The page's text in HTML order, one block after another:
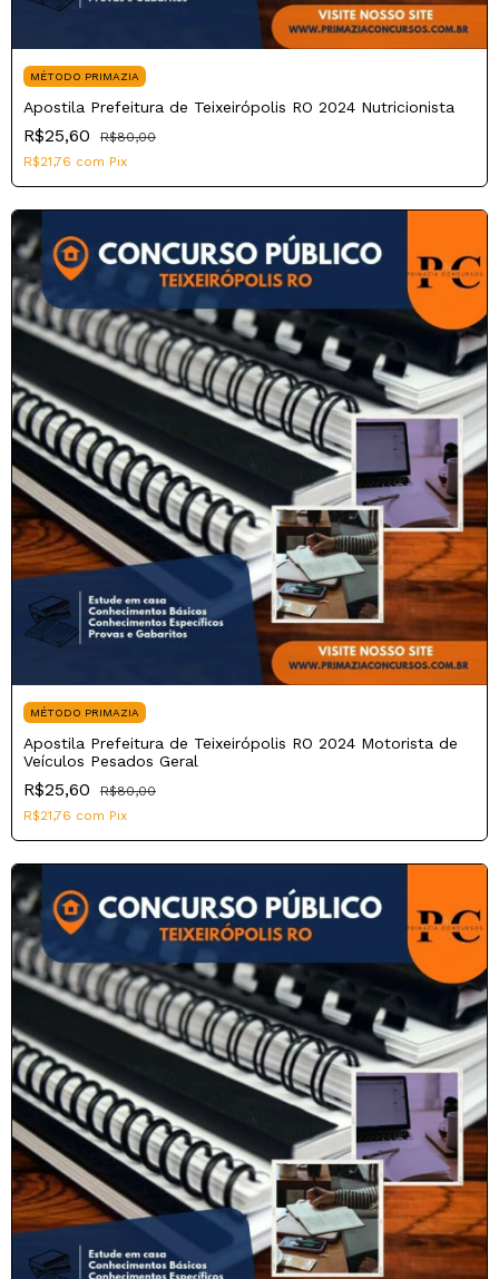
MÉTODO PRIMAZIA
Apostila Prefeitura de Teixeirópolis RO 2024 Nutricionista
R$25,60
R$80,00
R$21,76 com Pix
MÉTODO PRIMAZIA
Apostila Prefeitura de Teixeirópolis RO 2024 Motorista de
Veículos Pesados Geral
R$25,60
R$80,00
R$21,76 com Pix